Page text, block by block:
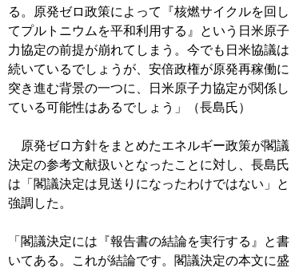
る。原発ゼロ政策によって『核燃サイクルを回し
てプルトニウムを平和利用する』という日米原子
力協定の前提が崩れてしまう。今でも日米協議は
続いているでしょうが、安倍政権が原発再稼働に
突き進む背景の一つに、日米原子力協定が関係し
ている可能性はあるでしょう」（長島氏）
原発ゼロ方針をまとめたエネルギー政策が閣議
決定の参考文献扱いとなったことに対し、長島氏
は「閣議決定は見送りになったわけではない」と
強調した。
「閣議決定には『報告書の結論を実行する』と書
いてある。これが結論です。閣議決定の本文に盛